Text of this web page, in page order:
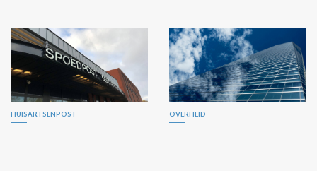
HUISARTSENPOST OVERHEID